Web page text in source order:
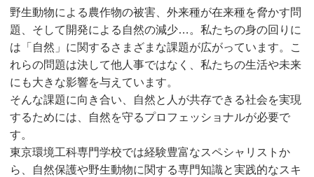
野生動物による農作物の被害、外来種が在来種を脅かす問
題、そして開発による自然の減少…。私たちの身の回りに
は「自然」に関するさまざまな課題が広がっています。こ
れらの問題は決して他人事ではなく、私たちの生活や未来
にも大きな影響を与えています。
そんな課題に向き合い、自然と人が共存できる社会を実現
するためには、自然を守るプロフェッショナルが必要で
す。
東京環境工科専門学校では経験豊富なスペシャリストか
ら、自然保護や野生動物に関する専門知識と実践的なスキ